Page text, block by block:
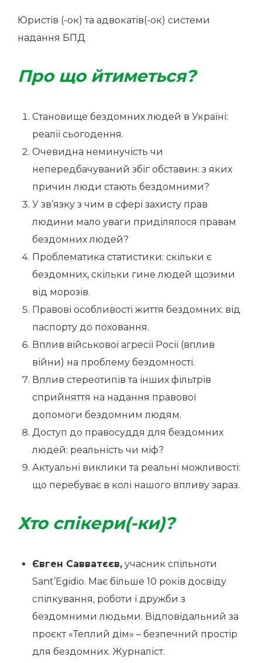
Юристів (-ок) та адвокатів(-ок) системи
надання БПД
Про що йтиметься?
Становище бездомних людей в Україні:
реалії сьогодення.
Очевидна неминучість чи
непередбачуваний збіг обставин: з яких
причин люди стають бездомними?
У зв’язку з чим в сфері захисту прав
людини мало уваги приділялося правам
бездомних людей?
Проблематика статистики: скільки є
бездомних, скільки гине людей щозими
від морозів.
Правові особливості життя бездомних: від
паспорту до поховання.
Вплив військової агресії Росії (вплив
війни) на проблему бездомності.
Вплив стереотипів та інших фільтрів
сприйняття на надання правової
допомоги бездомним людям.
Доступ до правосуддя для бездомних
людей: реальність чи міф?
Актуальні виклики та реальні можливості:
що перебуває в колі нашого впливу зараз.
Хто спікери(-ки)?
Євген Савватєєв, учасник спільноти
Sant’Egidio. Має більше 10 років досвіду
спілкування, роботи і дружби з
бездомними людьми. Відповідальний за
проєкт «Теплий дім» – безпечний простір
для бездомних. Журналіст.